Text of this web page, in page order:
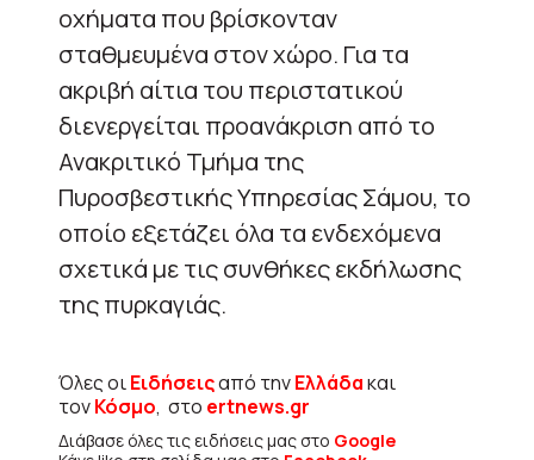
οχήματα που βρίσκονταν
σταθμευμένα στον χώρο. Για τα
ακριβή αίτια του περιστατικού
διενεργείται προανάκριση από το
Ανακριτικό Τμήμα της
Πυροσβεστικής Υπηρεσίας Σάμου, το
οποίο εξετάζει όλα τα ενδεχόμενα
σχετικά με τις συνθήκες εκδήλωσης
της πυρκαγιάς.
Όλες οιΕιδήσειςαπό τηνΕλλάδακαι
τονΚόσμο, στο ertnews.gr
Διάβασε όλες τις ειδήσεις μας στο Google